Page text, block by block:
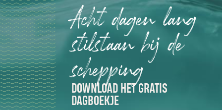
Acht dagen lang
stilstaan bij de
schepping
DOWNLOAD HET GRATIS
DAGBOEKJE